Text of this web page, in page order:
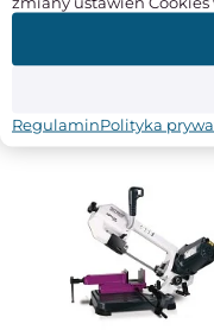
KUP
RegulaminPolityka